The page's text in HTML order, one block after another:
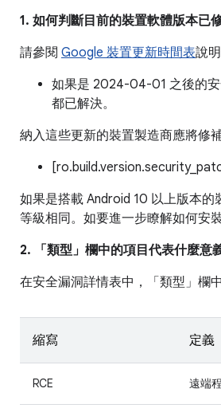
1. 如何判斷目前的裝置軟體版本已
請參閱 Google 裝置更新時間表說
如果是 2024-04-01 之後的
都已解決。
納入這些更新的裝置製造商應將修
如果是搭載 Android 10 以上版本
等級相同。如要進一步瞭解如何安
2. 「類型」 欄中的項目代表什麼意
在安全漏洞詳情表中，「類型」 欄
縮寫 定義
RCE 遠端